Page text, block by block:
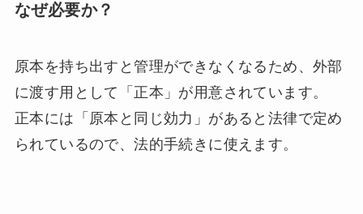
なぜ必要か？
原本を持ち出すと管理ができなくなるため、外部
に渡す用として「正本」が用意されています。
正本には「原本と同じ効力」があると法律で定め
られているので、法的手続きに使えます。